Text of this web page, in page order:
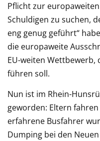
Pflicht zur
Schuldigen zu suchen,
eng genug geführt“
die europaweite
EU-weiten
führen soll.
Nun ist im Rhein-
geworden: Eltern
erfahrene Busfahrer
Dumping bei den